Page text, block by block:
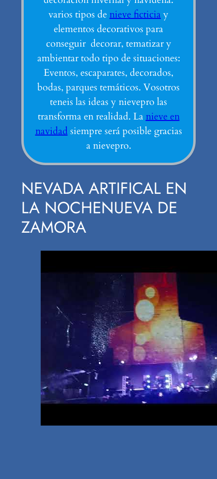
varios tipos de nieve ficticia y
elementos decorativos para
conseguir decorar, tematizar y
ambientar todo tipo de situaciones:
Eventos, escaparates, decorados,
bodas, parques temáticos. Vosotros
teneis las ideas y nievepro las
transforma en realidad. La nieve en
navidad siempre será posible gracias
a nievepro.
NEVADA ARTIFICAL EN
LA NOCHENUEVA DE
ZAMORA